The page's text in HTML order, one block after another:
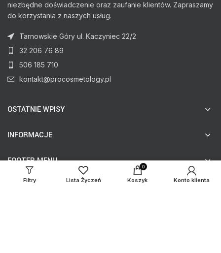
niezbędne doświadczenie oraz zaufanie klientów. Zapraszamy
do korzystania z naszych usług.
Tarnowskie Góry ul. Kaczyniec 22/2
32 206 76 89
506 185 710
kontakt@procosmetology.pl
OSTATNIE WPISY
INFORMACJE
FOOTER MENU
Filtry Lista Życzeń
0
Koszyk Konto klienta